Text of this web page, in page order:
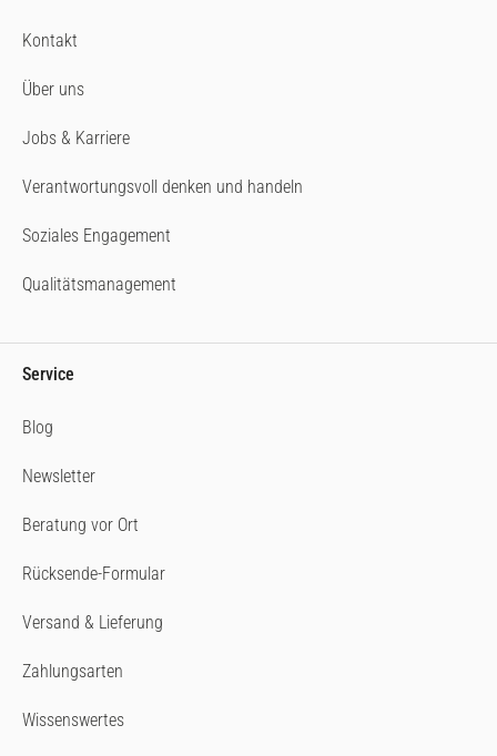
Kontakt
Über uns
Jobs & Karriere
Verantwortungsvoll denken und handeln
Soziales Engagement
Qualitätsmanagement
Service
Blog
Newsletter
Beratung vor Ort
Rücksende-Formular
Versand & Lieferung
Zahlungsarten
Wissenswertes